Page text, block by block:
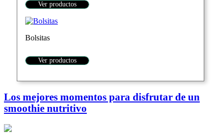
Ver productos
Bolsitas
Ver productos
Los mejores momentos para disfrutar de un
smoothie nutritivo